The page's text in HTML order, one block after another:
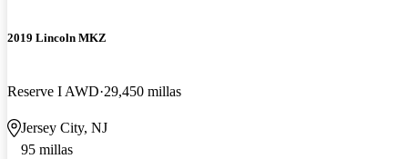
2019 Lincoln MKZ
Reserve I AWD 29,450 millas
Jersey City, NJ
95 millas